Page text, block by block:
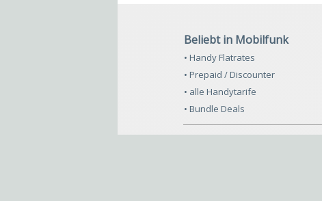
Beliebt in Mobilfunk
• Handy Flatrates
• Prepaid / Discounter
• alle Handytarife
• Bundle Deals